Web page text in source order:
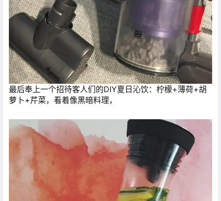
最后奉上一个招待客人们的DIY夏日沁饮：柠檬+薄荷+胡
萝卜+芹菜，看着像黑暗料理，